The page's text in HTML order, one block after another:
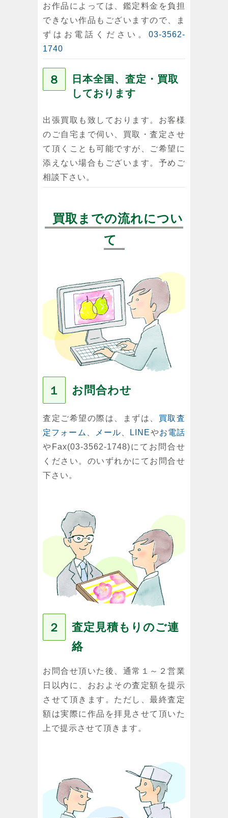
お作品によっては、鑑定料金を負担
できない作品もございますので、ま
ずはお電話ください。 03-3562-
1740
８
日本全国、査定・買取
しております
出張買取も致しております。お客様
のご自宅まで伺い、買取・査定させ
て頂くことも可能ですが、ご希望に
添えない場合もございます。予めご
相談下さい。
買取までの流れについ
て
１ お問合わせ
査定ご希望の際は、まずは、 買取査
定フォーム
メール LINEやお電話
やFax(03-3562-1748)にてお問合せ
ください。のいずれかにてお問合せ
下さい。
２
査定見積もりのご連
絡
お問合せ頂いた後、通常１～２営業
日以内に、おおよその査定額を提示
させて頂きます。ただし、最終査定
額は実際に作品を拝見させて頂いた
上で提示させて頂きます。